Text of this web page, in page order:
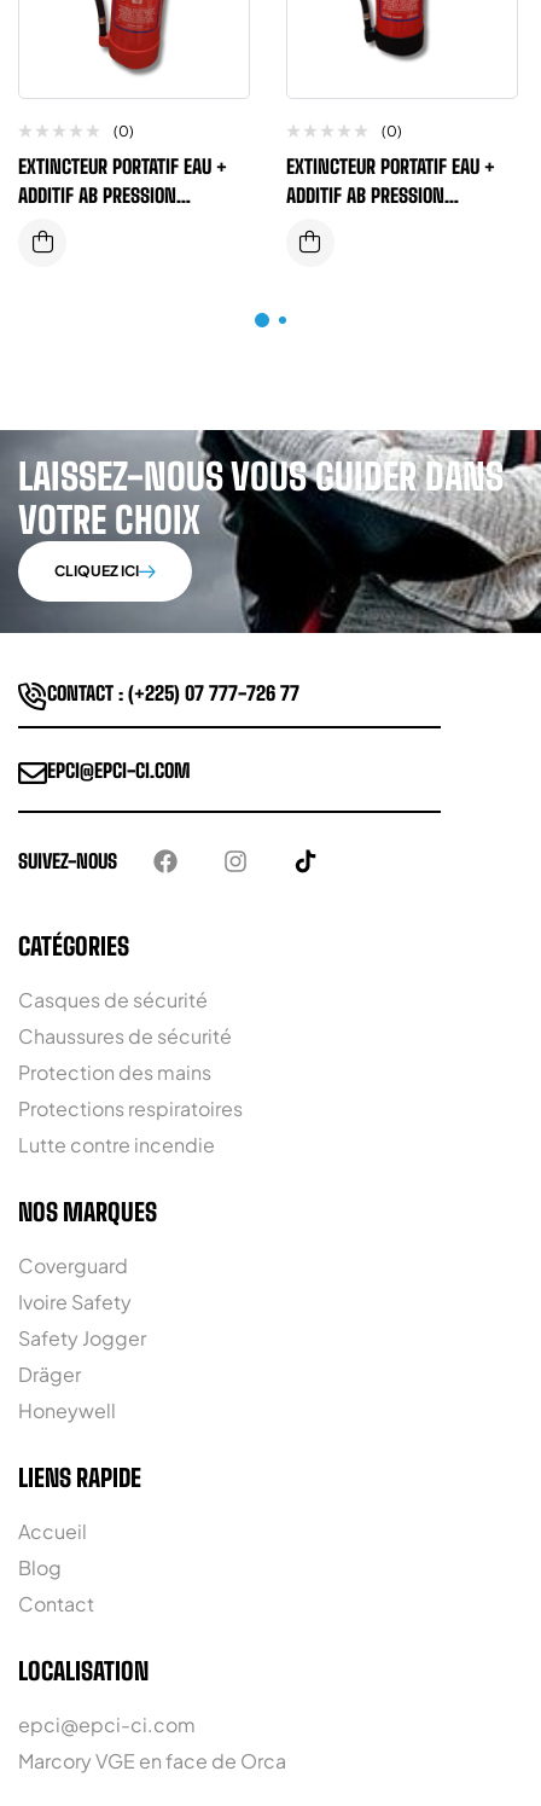
(0)
EXTINCTEUR PORTATIF EAU +
ADDITIF AB PRESSION
LITRES
(0)
EXTINCTEUR PORTATIF EAU +
ADDITIF AB PRESSION
6 LITRES
LAISSEZ-NOUS VOUS GUIDER DANS
VOTRE CHOIX
CLIQUEZ ICI
CONTACT : (+225) 07 777-726 77
EPCI@EPCI-CI.COM
SUIVEZ-NOUS
CATÉGORIES
Casques de sécurité
Chaussures de sécurité
Protection des mains
Protections respiratoires
Lutte contre incendie
NOS MARQUES
Coverguard
Ivoire Safety
Safety Jogger
Dräger
Honeywell
LIENS RAPIDE
Accueil
Blog
Contact
LOCALISATION
epci@epci-ci.com
Marcory VGE en face de Orca